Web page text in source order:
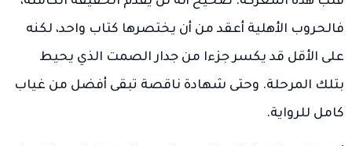
فالحروب الأهلية أعقد من أن يختصرها كتاب واحد، لكنه
على الأقل قد يكسر جزءا من جدار الصمت الذي يحيط
بتلك المرحلة. وحتى شهادة ناقصة تبقى أفضل من غياب
كامل للرواية.